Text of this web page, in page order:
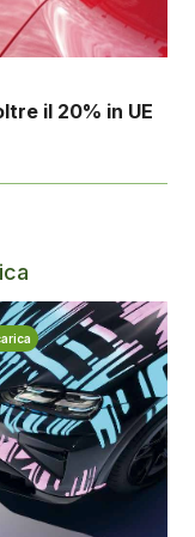
il 20% in UE